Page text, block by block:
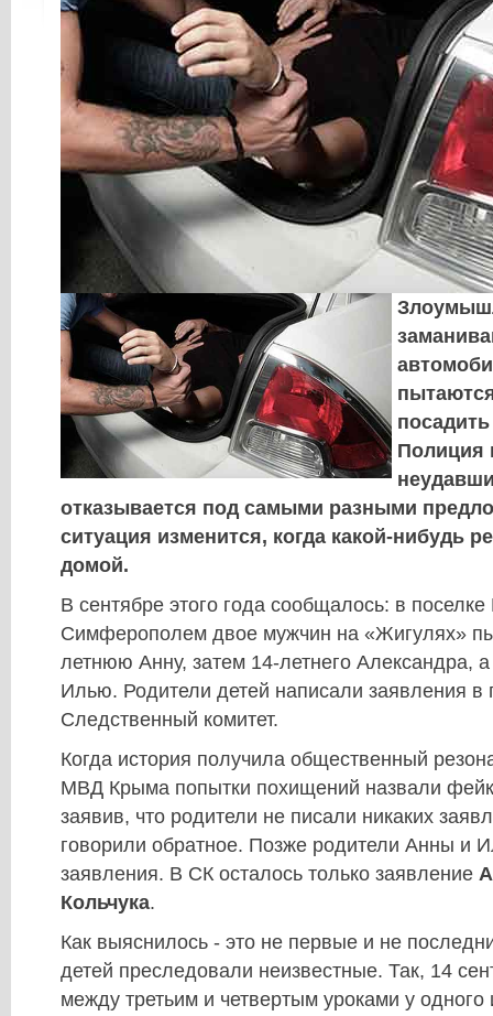
Полиция
отказывается под самыми разными
ситуация изменится, когда какой-нибудь
домой.
В сентябре этого года сообщалось: в
Симферополем двое мужчин на «Жигулях»
летнюю Анну, затем 14-летнего Александра,
Илью. Родители детей написали заявления в
Следственный комитет.
Когда история получила общественный
МВД Крыма попытки похищений назвали
заявив, что родители не писали никаких
говорили обратное. Позже родители Анны и
заявления. В СК осталось только заявление
Кольчука.
Как выяснилось - это не первые и не
детей преследовали неизвестные. Так, 14
между третьим и четвертым уроками у одного